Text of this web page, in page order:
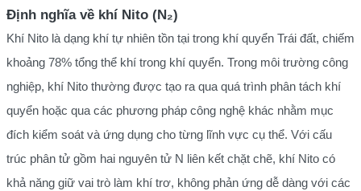
Định nghĩa về khí Nito (N₂)
Khí Nito là dạng khí tự nhiên tồn tại trong khí quyển Trái đất, chiếm
khoảng 78% tổng thể khí trong khí quyển. Trong môi trường công
nghiệp, khí Nito thường được tạo ra qua quá trình phân tách khí
quyển hoặc qua các phương pháp công nghệ khác nhằm mục
đích kiểm soát và ứng dụng cho từng lĩnh vực cụ thể. Với cấu
trúc phân tử gồm hai nguyên tử N liên kết chặt chẽ, khí Nito có
khả năng giữ vai trò làm khí trơ, không phản ứng dễ dàng với các